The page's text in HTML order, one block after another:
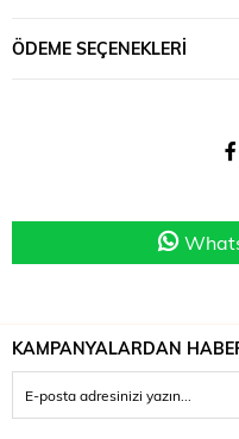
ÖDEME SEÇENEKLERI
KAMPANYALARDAN